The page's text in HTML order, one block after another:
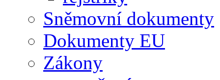
Sněmovní dokumenty
Dokumenty EU
Zákony